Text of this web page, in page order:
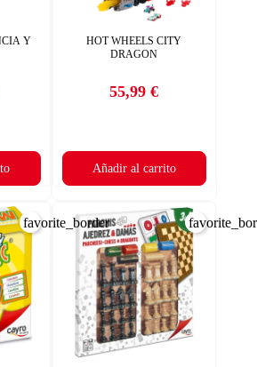
Y
HOT WHEELS CITY
DRAGON
Precio
55,99 €
Añadir al carrito
favorite_border